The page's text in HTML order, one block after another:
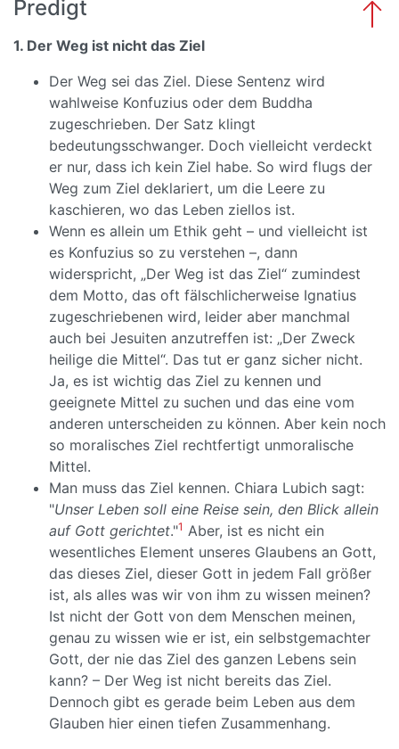
Predigt
1. Der Weg ist nicht das Ziel
Der Weg sei das Ziel. Diese Sentenz wird
wahlweise Konfuzius oder dem Buddha
zugeschrieben. Der Satz klingt
bedeutungsschwanger. Doch vielleicht verdeckt
er nur, dass ich kein Ziel habe. So wird flugs der
Weg zum Ziel deklariert, um die Leere zu
kaschieren, wo das Leben ziellos ist.
Wenn es allein um Ethik geht – und vielleicht ist
es Konfuzius so zu verstehen –, dann
widerspricht, „Der Weg ist das Ziel“ zumindest
dem Motto, das oft fälschlicherweise Ignatius
zugeschriebenen wird, leider aber manchmal
auch bei Jesuiten anzutreffen ist: „Der Zweck
heilige die Mittel“. Das tut er ganz sicher nicht.
Ja, es ist wichtig das Ziel zu kennen und
geeignete Mittel zu suchen und das eine vom
anderen unterscheiden zu können. Aber kein noch
so moralisches Ziel rechtfertigt unmoralische
Mittel.
Man muss das Ziel kennen. Chiara Lubich sagt:
"Unser Leben soll eine Reise sein, den Blick allein
auf Gott gerichtet."1 Aber, ist es nicht ein
wesentliches Element unseres Glaubens an Gott,
das dieses Ziel, dieser Gott in jedem Fall größer
ist, als alles was wir von ihm zu wissen meinen?
Ist nicht der Gott von dem Menschen meinen,
genau zu wissen wie er ist, ein selbstgemachter
Gott, der nie das Ziel des ganzen Lebens sein
kann? – Der Weg ist nicht bereits das Ziel.
Dennoch gibt es gerade beim Leben aus dem
Glauben hier einen tiefen Zusammenhang.